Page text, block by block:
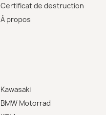
Certificat de destruction
À propos
Kawasaki
BMW Motorrad